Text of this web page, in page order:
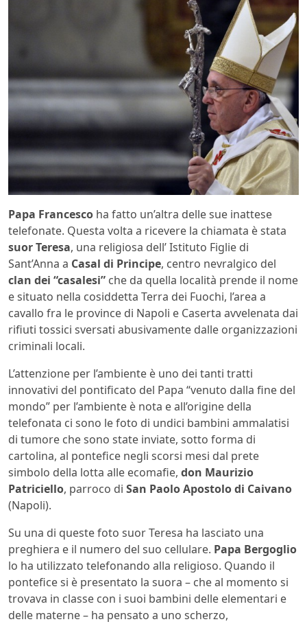
Papa Francesco ha fatto un’altra delle sue inattese
telefonate. Questa volta a ricevere la chiamata è stata
suor Teresa, una religiosa dell’ Istituto Figlie di
Sant’Anna a Casal di Principe, centro nevralgico del
clan dei “casalesi” che da quella località prende il nome
e situato nella cosiddetta Terra dei Fuochi, l’area a
cavallo fra le province di Napoli e Caserta avvelenata dai
rifiuti tossici sversati abusivamente dalle organizzazioni
criminali locali.
L’attenzione per l’ambiente è uno dei tanti tratti
innovativi del pontificato del Papa “venuto dalla fine del
mondo” per l’ambiente è nota e all’origine della
telefonata ci sono le foto di undici bambini ammalatisi
di tumore che sono state inviate, sotto forma di
cartolina, al pontefice negli scorsi mesi dal prete
simbolo della lotta alle ecomafie, don Maurizio
Patriciello, parroco di San Paolo Apostolo di Caivano
(Napoli).
Su una di queste foto suor Teresa ha lasciato una
preghiera e il numero del suo cellulare. Papa Bergoglio
lo ha utilizzato telefonando alla religioso. Quando il
pontefice si è presentato la suora – che al momento si
trovava in classe con i suoi bambini delle elementari e
delle materne – ha pensato a uno scherzo,